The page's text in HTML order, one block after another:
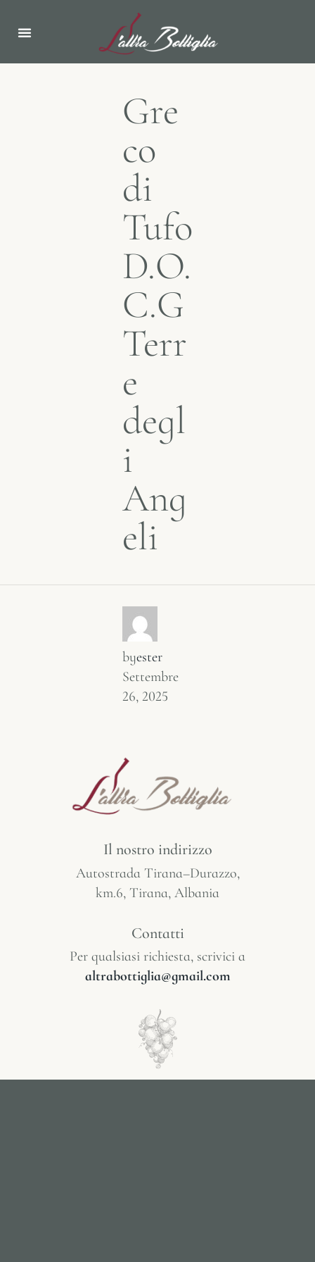
Gre
co
di
Tufo
D.O.
C.G
Terr
e
degl
i
Ang
eli
byester
Settembre
26, 2025
Il nostro indirizzo
Autostrada Tirana–Durazzo,
km.6, Tirana, Albania
Contatti
Per qualsiasi richiesta, scrivici a
altrabottiglia@gmail.com